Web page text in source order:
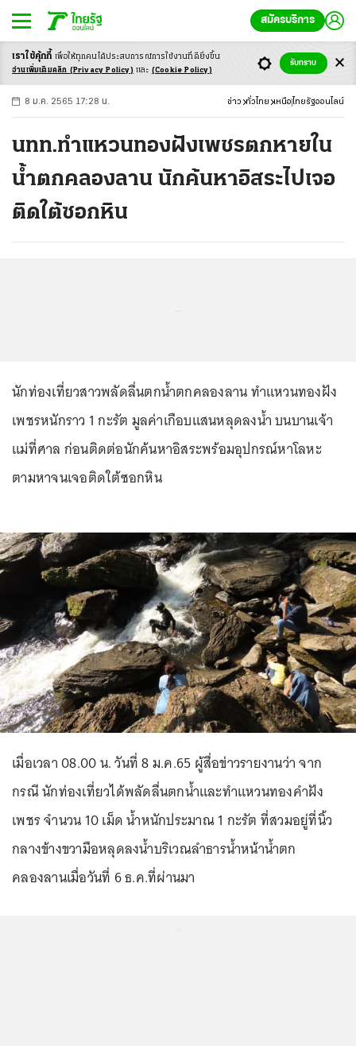
สมัครบริการ
-ก ก ก+
8 ม.ค. 2565 17:28 น. ข่าว ทั่วไทย เหนือ ไทยรัฐออนไลน์
นทท.ทำแหวนทองฝังเพชรตกหายใน
น้ำตกคลองลาน นักค้นหาอิสระไปเจอ
ติดใต้ซอกหิน
นักท่องเที่ยวสาวพลัดลื่นตกน้ำตกคลองลาน ทำแหวนทองฝัง
เพชรหนักราว 1 กะรัต มูลค่าเกือบแสนหลุดลงน้ำ บนบานเจ้า
แม่ที่ศาล ก่อนติดต่อนักค้นหาอิสระพร้อมอุปกรณ์หาโลหะ
ตามหาจนเจอติดใต้ซอกหิน
เมื่อเวลา 08.00 น. วันที่ 8 ม.ค.65 ผู้สื่อข่าวรายงานว่า จาก
กรณี นักท่องเที่ยวได้พลัดลื่นตกน้ำและทำแหวนทองคำฝัง
เพชร จำนวน 10 เม็ด น้ำหนักประมาณ 1 กะรัต ที่สวมอยู่ที่นิ้ว
กลางข้างขวามือหลุดลงน้ำบริเวณลำธารน้ำหน้าน้ำตก
คลองลานเมื่อวันที่ 6 ธ.ค.ที่ผ่านมา
เราใช้คุ้กกี้ เพื่อให้ทุกคนได้ประสบการณ์การใช้งานที่ดียิ่งขึ้น
อ่านเพิ่มเติมคลิก (Privacy Policy) และ (Cookie Policy)
รับทราบ